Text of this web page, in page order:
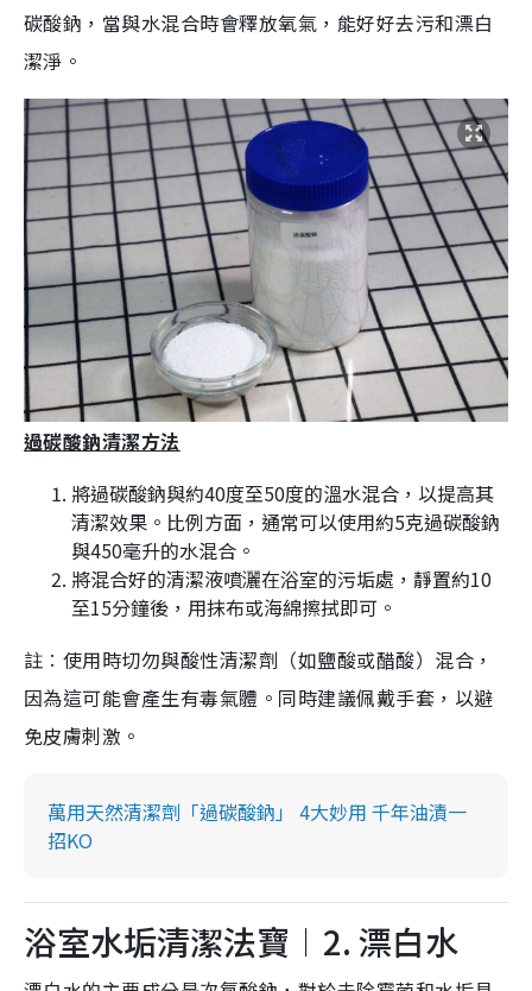
碳酸鈉，當與水混合時會釋放氧氣，能好好去污和漂白
潔淨。
過碳酸鈉清潔方法
將過碳酸鈉與約40度至50度的溫水混合，以提高其
清潔效果。比例方面，通常可以使用約5克過碳酸鈉
與450毫升的水混合。
將混合好的清潔液噴灑在浴室的污垢處，靜置約10
至15分鐘後，用抹布或海綿擦拭即可。
註︰使用時切勿與酸性清潔劑（如鹽酸或醋酸）混合，
因為這可能會產生有毒氣體。同時建議佩戴手套，以避
免皮膚刺激。
萬用天然清潔劑「過碳酸鈉」 4大妙用 千年油漬一
招KO
浴室水垢清潔法寶︱2. 漂白水